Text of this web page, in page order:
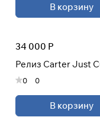
В корзину
34 000 Р
Релиз Carter Just
0 0
В корзину